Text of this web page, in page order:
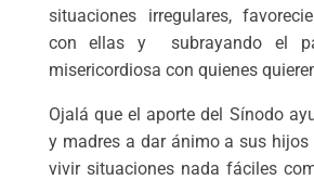
situaciones irregulares,
con ellas y subrayando el
misericordiosa con quienes
Ojalá que el aporte del Sínodo
y madres a dar ánimo a sus
vivir situaciones nada fáciles